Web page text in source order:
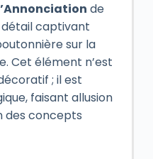
de
détail captivant
sur la
Cet élément n’est
; il est
faisant allusion
des concepts